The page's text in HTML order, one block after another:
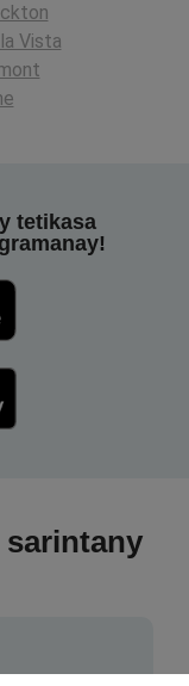
Vista
tetikasa